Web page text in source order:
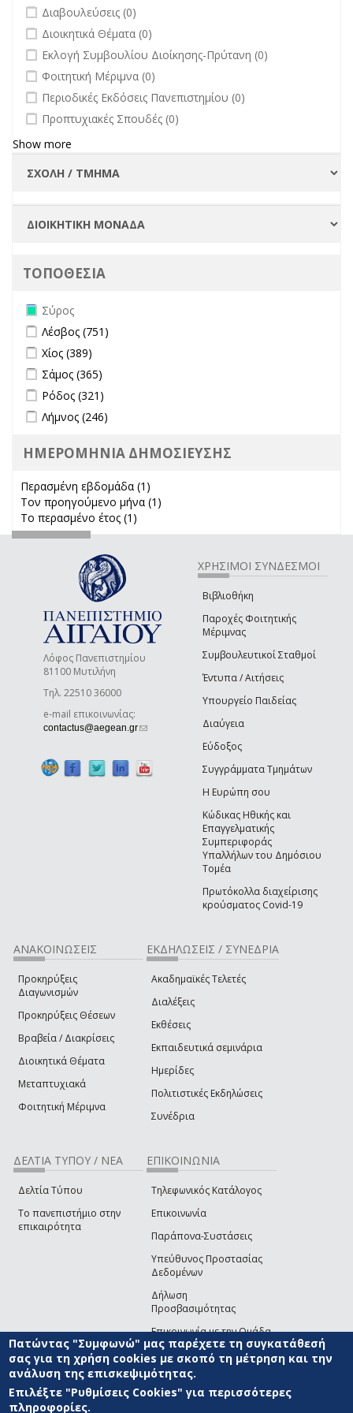
undefined
Διαβουλεύσεις (0)
undefined
Διοικητικά Θέματα (0)
undefined
Εκλογή Συμβουλίου Διοίκησης-Πρύτανη (0)
undefined
Φοιτητική Μέριμνα (0)
undefined
Περιοδικές Εκδόσεις Πανεπιστημίου (0)
undefined
Προπτυχιακές Σπουδές (0)
Show more
ΤΟΠΟΘΕΣΙΑ
Remove Σύρος filter
Σύρος
Apply Λέσβος filter
Λέσβος (751)
Apply Χίος filter
Χίος (389)
Apply Σάμος filter
Σάμος (365)
Apply Ρόδος filter
Ρόδος (321)
Apply Λήμνος filter
Λήμνος (246)
ΗΜΕΡΟΜΗΝΙΑ ΔΗΜΟΣΙΕΥΣΗΣ
Περασμένη εβδομάδα (1)
Τον προηγούμενο μήνα (1)
Το περασμένο έτος (1)
Λόφος Πανεπιστημίου
81100 Μυτιλήνη
Τηλ. 22510 36000
e-mail επικοινωνίας:
contactus@aegean.gr(link sends e-mail)
ΧΡΗΣΙΜΟΙ ΣΥΝΔΕΣΜΟΙ
Βιβλιοθήκη
Παροχές Φοιτητικής
Μέριμνας
Συμβουλευτικοί Σταθμοί
Έντυπα / Αιτήσεις
Υπουργείο Παιδείας
Διαύγεια
Εύδοξος
Συγγράμματα Τμημάτων
Η Ευρώπη σου
Κώδικας Ηθικής και
Επαγγελματικής
Συμπεριφοράς
Υπαλλήλων του Δημόσιου
Τομέα
Πρωτόκολλα διαχείρισης
κρούσματος Covid-19
ΑΝΑΚΟΙΝΩΣΕΙΣ
Προκηρύξεις
Διαγωνισμών
Προκηρύξεις Θέσεων
Βραβεία / Διακρίσεις
Διοικητικά Θέματα
Μεταπτυχιακά
Φοιτητική Μέριμνα
ΕΚΔΗΛΩΣΕΙΣ / ΣΥΝΕΔΡΙΑ
Ακαδημαϊκές Τελετές
Διαλέξεις
Εκθέσεις
Εκπαιδευτικά σεμινάρια
Ημερίδες
Πολιτιστικές Εκδηλώσεις
Συνέδρια
ΔΕΛΤΙΑ ΤΥΠΟΥ / ΝΕΑ
Δελτία Τύπου
Το πανεπιστήμιο στην
επικαιρότητα
ΕΠΙΚΟΙΝΩΝΙΑ
Τηλεφωνικός Κατάλογος
Επικοινωνία
Παράπονα-Συστάσεις
Υπεύθυνος Προστασίας
Δεδομένων
Δήλωση
Προσβασιμότητας
Επικοινωνία με την Ομάδα
Ανάπτυξης του site(link sends e-mail)
© ΠΑΝΕΠΙΣΤΗΜΙΟ ΑΙΓΑΙΟΥ ΟΡΟΙ ΧΡΗΣΗΣ
ΑΝΑΠΤΥΞΗΣ
Πατώντας "Συμφωνώ" μας παρέχετε τη συγκατάθεσή
σας για τη χρήση cookies με σκοπό τη μέτρηση και την
ανάλυση της επισκεψιμότητας.
Επιλέξτε "Ρυθμίσεις Cookies" για περισσότερες
πληροφορίες.